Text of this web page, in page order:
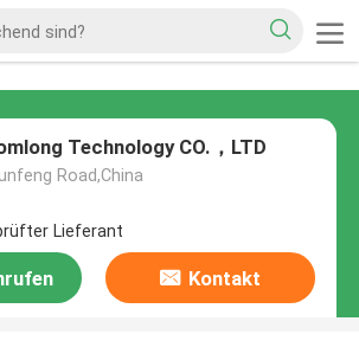
Technology CO.，LTD
Road,China
Lieferant
Kontakt